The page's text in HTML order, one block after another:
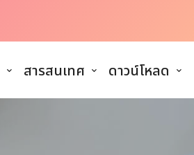
สารสนเทศ ดาวน์โหลด